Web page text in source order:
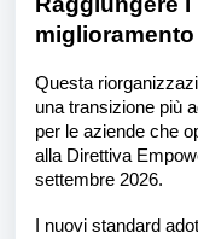
Questa
una transizione più
per le aziende che
alla Direttiva
settembre 2026.
I nuovi standard